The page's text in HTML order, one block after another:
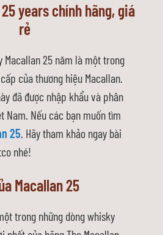
years chính hãng, giá
rẻ
Macallan 25 năm là một trong
của thương hiệu Macallan.
đã được nhập khẩu và phân
Nam. Nếu các bạn muốn tìm
25. Hãy tham khảo ngay bài
nhé!
Macallan 25
trong những dòng whisky